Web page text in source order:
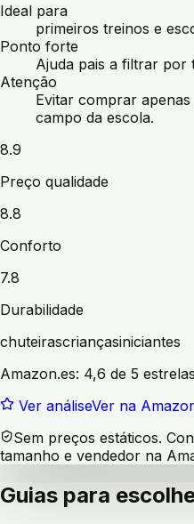
Ideal para
primeiros treinos e
Ponto forte
Ajuda pais a filtrar por
Atenção
Evitar comprar
campo da escola.
8.9
Preço qualidade
8.8
Conforto
7.8
Durabilidade
chuteirascriançasiniciantes
Amazon.es: 4,6 de 5 estrelas
Ver análiseVer na
Sem preços estáticos.
tamanho e vendedor na
Guias para